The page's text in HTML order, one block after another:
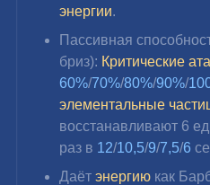
энергии.
Пассивная
бриз): Критические
60%/70%/80%/90%/
элементальные
восстанавливают 6
раз в 12/10,5/9/7,5/6
Даёт энергию как